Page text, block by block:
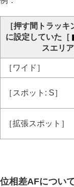
［押す間トラッキ
に設定していた ［
スエリア
［ワイド］
［スポット: S］
［拡張スポット］
位相差AFについ